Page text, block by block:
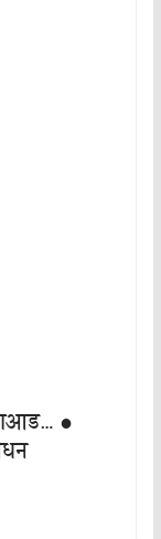
●